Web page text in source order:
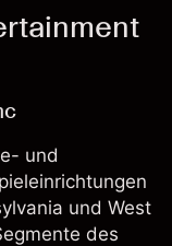
und
und West
des